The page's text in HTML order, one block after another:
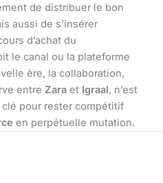
de distribuer le bon
aussi de s’insérer
d’achat du
le canal ou la plateforme
ère, la collaboration,
entre Zara et Igraal, n’est
pour rester compétitif
en perpétuelle mutation.